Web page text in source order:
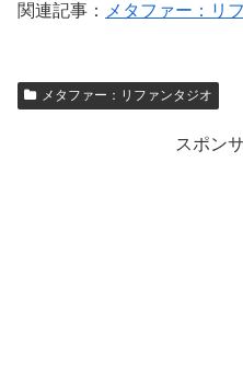
関連記事： メタファー：リ
メタファー：リファンタジオ
スポン